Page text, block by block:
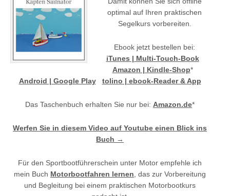
optimal auf Ihren praktischen
Segelkurs vorbereiten.
Ebook jetzt bestellen bei:
iTunes | Multi-Touch-Book
Amazon | Kindle-Shop*
Android | Google Play
tolino | ebook-Reader & App
Das Taschenbuch erhalten Sie nur bei: Amazon.de*
Werfen Sie in diesem Video auf Youtube einen Blick ins
Buch →
Für den Sportbootführerschein unter Motor empfehle ich
mein Buch Motorbootfahren lernen, das zur Vorbereitung
und Begleitung bei einem praktischen Motorbootkurs